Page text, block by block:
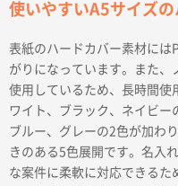
使いやすいA5サイズの
表紙のハードカバー素材には
がりになっています。また、
使用しているため、長時間使
ワイト、ブラック、ネイビー
ブルー、グレーの2色が加わ
きのある5色展開です。名入
な案件に柔軟に対応できるた